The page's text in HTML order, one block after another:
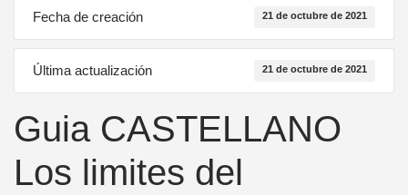
Fecha de creación 21 de octubre de 2021
Última actualización 21 de octubre de 2021
Guia CASTELLANO
Los limites del